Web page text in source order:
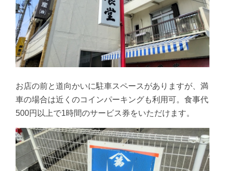
お店の前と道向かいに駐車スペースがありますが、満
車の場合は近くのコインパーキングも利用可。食事代
500円以上で1時間のサービス券をいただけます。